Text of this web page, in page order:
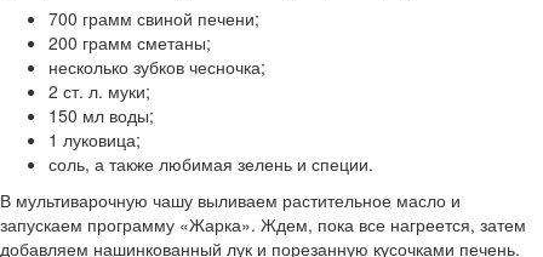
700 грамм свиной печени;
200 грамм сметаны;
несколько зубков чесночка;
2 ст. л. муки;
150 мл воды;
1 луковица;
соль, а также любимая зелень и специи.
В мультиварочную чашу выливаем растительное масло и
запускаем программу «Жарка». Ждем, пока все нагреется, затем
добавляем нашинкованный лук и порезанную кусочками печень.